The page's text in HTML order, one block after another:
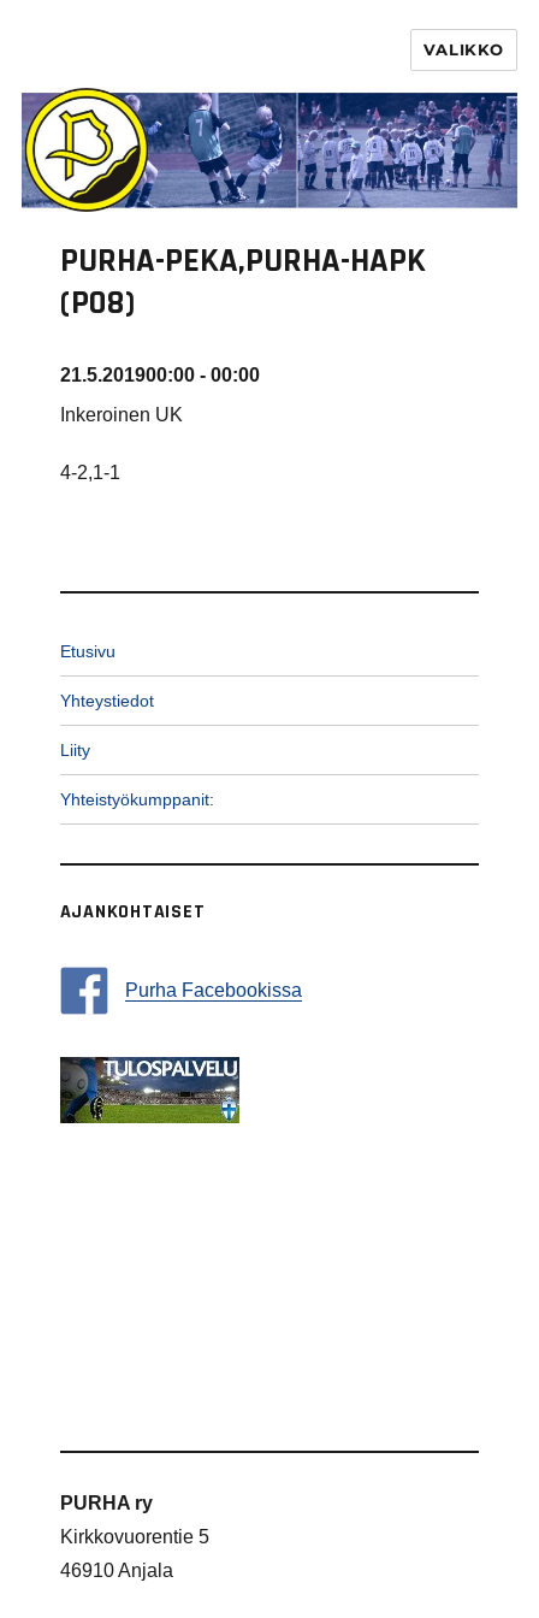
VALIKKO
PURHA-PEKA,PURHA-HAPK
(P08)
21.5.201900:00 - 00:00
Inkeroinen UK
4-2,1-1
Etusivu
Yhteystiedot
Liity
Yhteistyökumppanit:
AJANKOHTAISET
Purha Facebookissa
PURHA ry
Kirkkovuorentie 5
46910 Anjala